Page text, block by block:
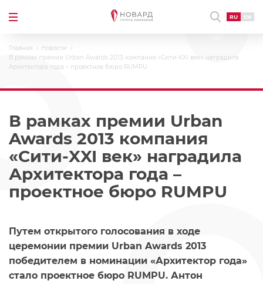
RU EN
Главная
Новости
В рамках премии Urban Awards 2013 компания «Сити-XXI век» наградила
Архитектора года – проектное бюро RUMPU
В рамках премии Urban
Awards 2013 компания
«Сити-XXI век» наградила
Архитектора года –
проектное бюро RUMPU
Путем открытого голосования в ходе
церемонии премии Urban Awards 2013
победителем в номинации «Архитектор года»
стало проектное бюро RUMPU. Антон